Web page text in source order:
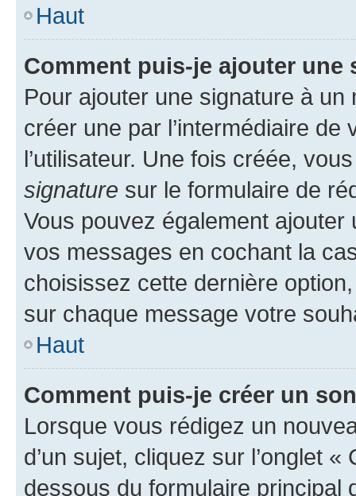
Haut
Comment puis-je ajouter une
Pour ajouter une signature à un
créer une par l’intermédiaire
l’utilisateur. Une fois créée,
signature sur le formulaire de
Vous pouvez également
vos messages en cochant la
choisissez cette dernière
sur chaque message votre
Haut
Comment puis-je créer un
Lorsque vous rédigez un
d’un sujet, cliquez sur l’onglet
dessous du formulaire principal